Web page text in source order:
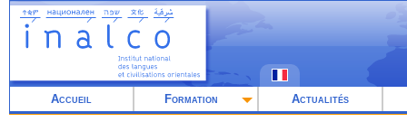
Aller
contenu
Accueil Formation Actualités